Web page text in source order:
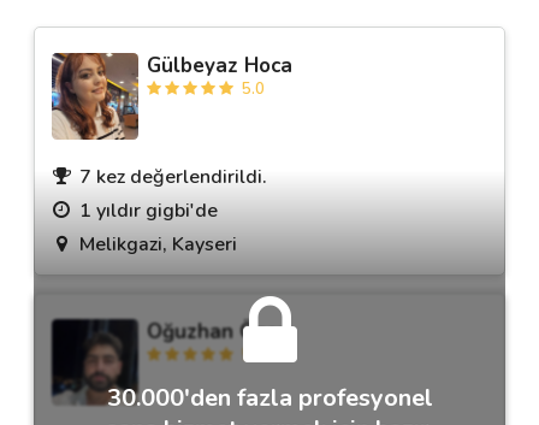
Gülbeyaz Hoca
5.0
7 kez değerlendirildi.
1 yıldır gigbi'de
Melikgazi, Kayseri
Oğuzhan Özer
5.0
30.000'den fazla profesyonel